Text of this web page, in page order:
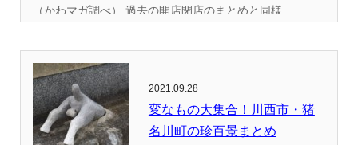
（かわマガ調べ） 過去の開店閉店のまとめと同様...
2021.09.28
変なもの大集合！川西市・猪
名川町の珍百景まとめ